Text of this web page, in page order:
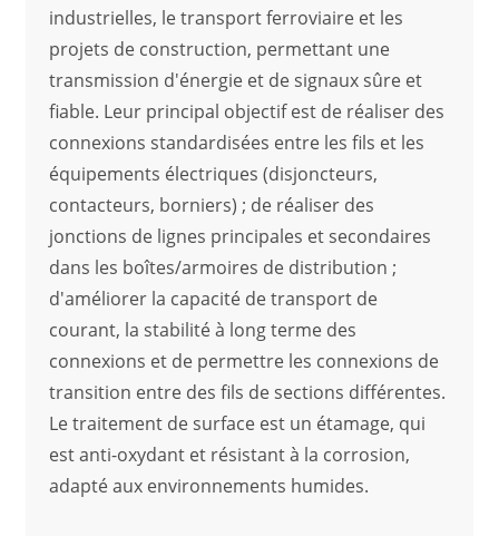
industrielles, le transport ferroviaire et les
projets de construction, permettant une
transmission d'énergie et de signaux sûre et
fiable. Leur principal objectif est de réaliser des
connexions standardisées entre les fils et les
équipements électriques (disjoncteurs,
contacteurs, borniers) ; de réaliser des
jonctions de lignes principales et secondaires
dans les boîtes/armoires de distribution ;
d'améliorer la capacité de transport de
courant, la stabilité à long terme des
connexions et de permettre les connexions de
transition entre des fils de sections différentes.
Le traitement de surface est un étamage, qui
est anti-oxydant et résistant à la corrosion,
adapté aux environnements humides.